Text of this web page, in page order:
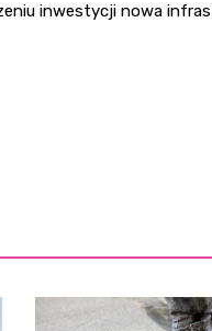
inwestycji nowa